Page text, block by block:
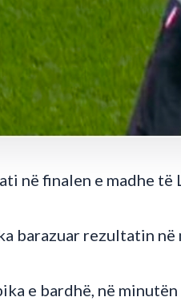
në finalen e madhe të
barazuar rezultatin
e bardhë, në